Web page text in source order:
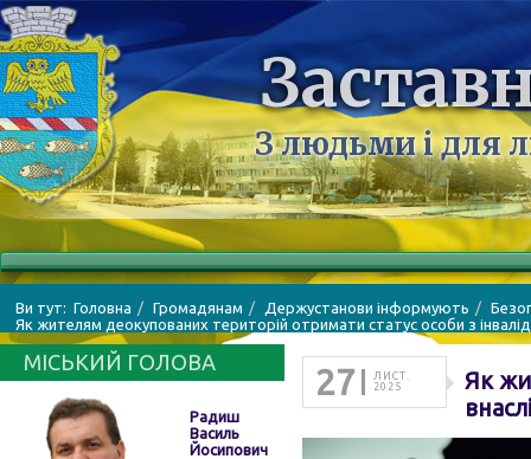
З людьми і для
Ви тут: Головна Громадянам Держустанови інформують
Як жителям деокупованих територій отримати статус особи з
МІСЬКИЙ ГОЛОВА
Радиш
Василь
Йосипович
27
ЛИСТ.
2025
Як